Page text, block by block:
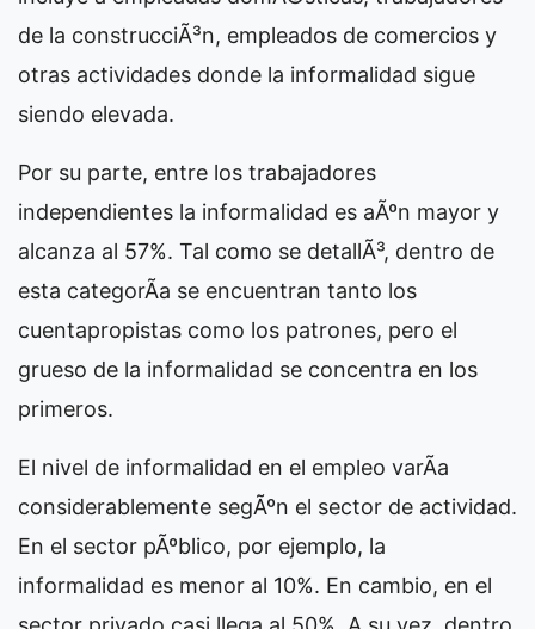
de la construcciÃ³n, empleados de comercios y
otras actividades donde la informalidad sigue
siendo elevada.
Por su parte, entre los trabajadores
independientes la informalidad es aÃºn mayor y
alcanza al 57%. Tal como se detallÃ³, dentro de
esta categorÃ­a se encuentran tanto los
cuentapropistas como los patrones, pero el
grueso de la informalidad se concentra en los
primeros.
El nivel de informalidad en el empleo varÃ­a
considerablemente segÃºn el sector de actividad.
En el sector pÃºblico, por ejemplo, la
informalidad es menor al 10%. En cambio, en el